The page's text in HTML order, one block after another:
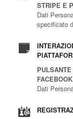
STRIPE E
Dati
specificato
FACEBOOK
Dati